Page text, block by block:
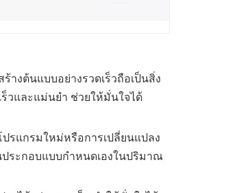
งต้นแบบอย่างรวดเร็วถือเป็นสิ่ง
วและแม่นยำ ช่วยให้มั่นใจได้
รแกรมใหม่หรือการเปลี่ยนแปลง
ระกอบแบบกำหนดเองในปริมาณ